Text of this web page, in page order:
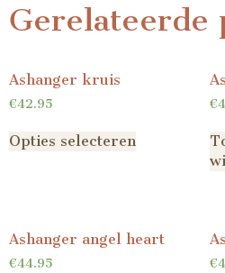
Gerelateerde
Ashanger kruis
€42.95
Opties selecteren
€
Ashanger angel heart
€44.95 €